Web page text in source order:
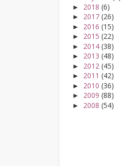
► 2018 (6)
► 2017 (26)
► 2016 (15)
► 2015 (22)
► 2014 (38)
► 2013 (48)
► 2012 (45)
► 2011 (42)
► 2010 (36)
► 2009 (88)
► 2008 (54)